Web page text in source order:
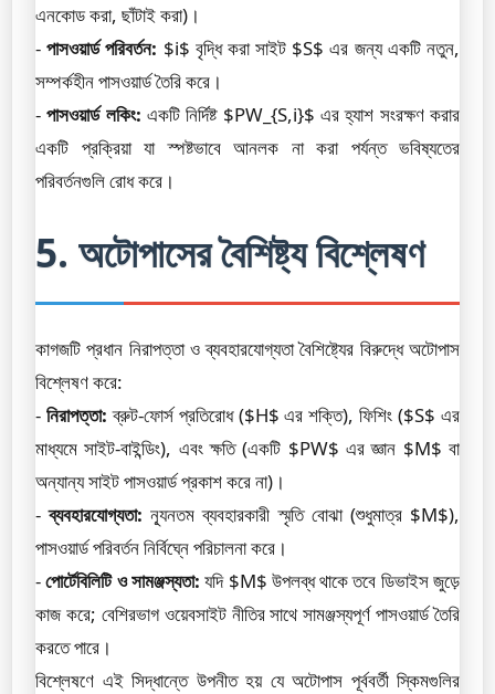
এনকোড করা, ছাঁটাই করা)।
-পাসওয়ার্ড পরিবর্তন: $i$ বৃদ্ধি করা সাইট $S$ এর জন্য একটি নতুন,
সম্পর্কহীন পাসওয়ার্ড তৈরি করে।
-পাসওয়ার্ড লকিং: একটি নির্দিষ্ট $PW_{S,i}$ এর হ্যাশ সংরক্ষণ করার
একটি প্রক্রিয়া যা স্পষ্টভাবে আনলক না করা পর্যন্ত ভবিষ্যতের
পরিবর্তনগুলি রোধ করে।
5. অটোপাসের বৈশিষ্ট্য বিশ্লেষণ
কাগজটি প্রধান নিরাপত্তা ও ব্যবহারযোগ্যতা বৈশিষ্ট্যের বিরুদ্ধে অটোপাস
বিশ্লেষণ করে:
- নিরাপত্তা: ব্রুট-ফোর্স প্রতিরোধ ($H$ এর শক্তি), ফিশিং ($S$ এর
মাধ্যমে সাইট-বাইন্ডিং), এবং ক্ষতি (একটি $PW$ এর জ্ঞান $M$ বা
অন্যান্য সাইট পাসওয়ার্ড প্রকাশ করে না)।
-ব্যবহারযোগ্যতা: ন্যূনতম ব্যবহারকারী স্মৃতি বোঝা (শুধুমাত্র $M$),
পাসওয়ার্ড পরিবর্তন নির্বিঘ্নে পরিচালনা করে।
-পোর্টেবিলিটি ও সামঞ্জস্যতা: যদি $M$ উপলব্ধ থাকে তবে ডিভাইস জুড়ে
কাজ করে; বেশিরভাগ ওয়েবসাইট নীতির সাথে সামঞ্জস্যপূর্ণ পাসওয়ার্ড তৈরি
করতে পারে।
বিশ্লেষণে এই সিদ্ধান্তে উপনীত হয় যে অটোপাস পূর্ববর্তী স্কিমগুলির